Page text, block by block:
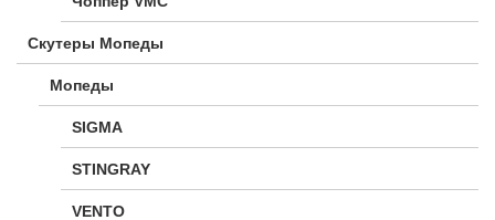
Скутеры Мопеды
Мопеды
SIGMA
STINGRAY
VENTO